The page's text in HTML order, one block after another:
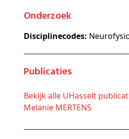
Onderzoek
Disciplinecodes:
Publicaties
Bekijk alle UHasselt publicaties van dr.
Melanie MERTENS